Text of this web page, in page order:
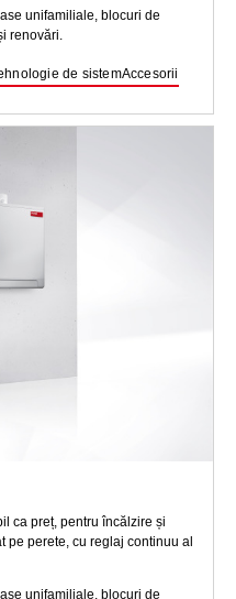
unifamiliale, blocuri de
renovări.
de sistemAccesorii
ca preț, pentru încălzire și
pe perete, cu reglaj continuu al
unifamiliale, blocuri de